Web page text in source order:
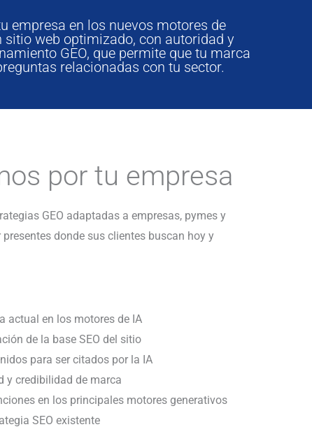
empresa en los nuevos motores de
sitio web optimizado, con autoridad y
GEO, que permite que tu marca
relacionadas con tu sector.
por tu empresa
GEO adaptadas a empresas, pymes y
donde sus clientes buscan hoy y
actual en los motores de IA
de la base SEO del sitio
para ser citados por la IA
y credibilidad de marca
en los principales motores generativos
SEO existente